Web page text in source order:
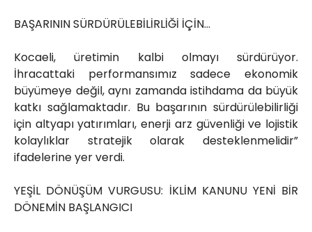
BAŞARININ SÜRDÜRÜLEBİLİRLİĞİ İÇİN…
Kocaeli, üretimin kalbi olmayı sürdürüyor.
İhracattaki performansımız sadece ekonomik
büyümeye değil, aynı zamanda istihdama da büyük
katkı sağlamaktadır. Bu başarının sürdürülebilirliği
için altyapı yatırımları, enerji arz güvenliği ve lojistik
kolaylıklar stratejik olarak desteklenmelidir”
ifadelerine yer verdi.
YEŞİL DÖNÜŞÜM VURGUSU: İKLİM KANUNU YENİ BİR
DÖNEMİN BAŞLANGICI